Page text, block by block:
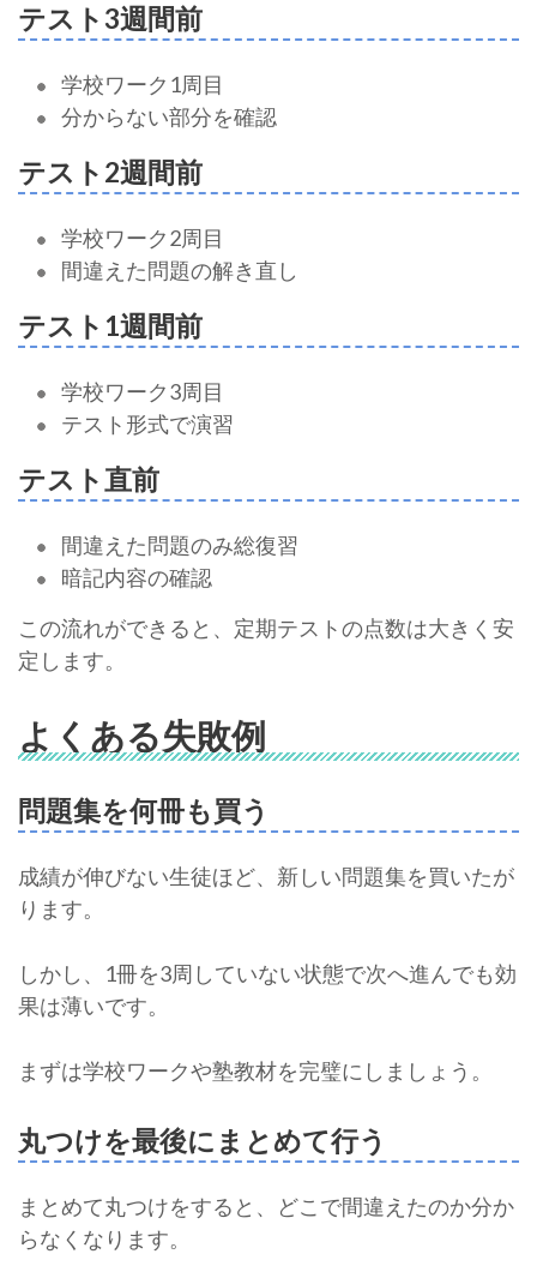
テスト3週間前
学校ワーク1周目
分からない部分を確認
テスト2週間前
学校ワーク2周目
間違えた問題の解き直し
テスト1週間前
学校ワーク3周目
テスト形式で演習
テスト直前
間違えた問題のみ総復習
暗記内容の確認
この流れができると、定期テストの点数は大きく安
定します。
よくある失敗例
問題集を何冊も買う
成績が伸びない生徒ほど、新しい問題集を買いたが
ります。
しかし、1冊を3周していない状態で次へ進んでも効
果は薄いです。
まずは学校ワークや塾教材を完璧にしましょう。
丸つけを最後にまとめて行う
まとめて丸つけをすると、どこで間違えたのか分か
らなくなります。